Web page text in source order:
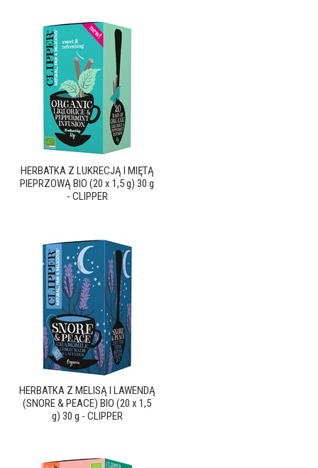
HERBATKA Z LUKRECJĄ I MIĘTĄ
PIEPRZOWĄ BIO (20 x 1,5 g) 30 g
- CLIPPER
HERBATKA Z MELISĄ I LAWENDĄ
(SNORE & PEACE) BIO (20 x 1,5
g) 30 g - CLIPPER